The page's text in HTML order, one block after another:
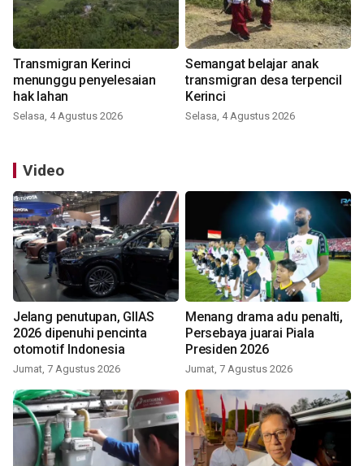
Transmigran Kerinci
menunggu penyelesaian
hak lahan
Selasa, 4 Agustus 2026
Semangat belajar anak
transmigran desa terpencil
Kerinci
Selasa, 4 Agustus 2026
Video
Jelang penutupan, GIIAS
2026 dipenuhi pencinta
otomotif Indonesia
Jumat, 7 Agustus 2026
Menang drama adu penalti,
Persebaya juarai Piala
Presiden 2026
Jumat, 7 Agustus 2026